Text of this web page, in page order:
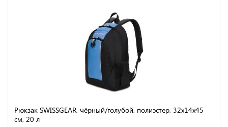
Рюкзак SWISSGEAR, чёрный/голубой, полиэстер, 32х14х45
см, 20 л